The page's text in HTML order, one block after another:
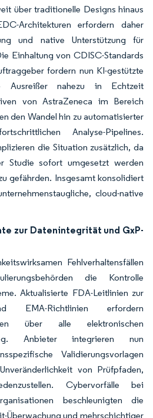
über traditionelle Designs hinaus
Architekturen erfordern daher
und native Unterstützung für
Einhaltung von CDISC-Standards
fordern nun KI-gestützte
Ausreißer nahezu in Echtzeit
von AstraZeneca im Bereich
den Wandel hin zu automatisierter
Analyse-Pipelines.
die Situation zusätzlich, da
Studie sofort umgesetzt werden
gefährden. Insgesamt konsolidiert
cloud-native
zur Datenintegrität und GxP-
Fehlverhaltensfällen
die Kontrolle
Aktualisierte FDA-Leitlinien zur
EMA-Richtlinien erfordern
über alle elektronischen
Anbieter integrieren nun
Validierungsvorlagen
von Prüfpfaden,
Cybervorfälle bei
beschleunigten die
Überwachung und mehrschichtiger